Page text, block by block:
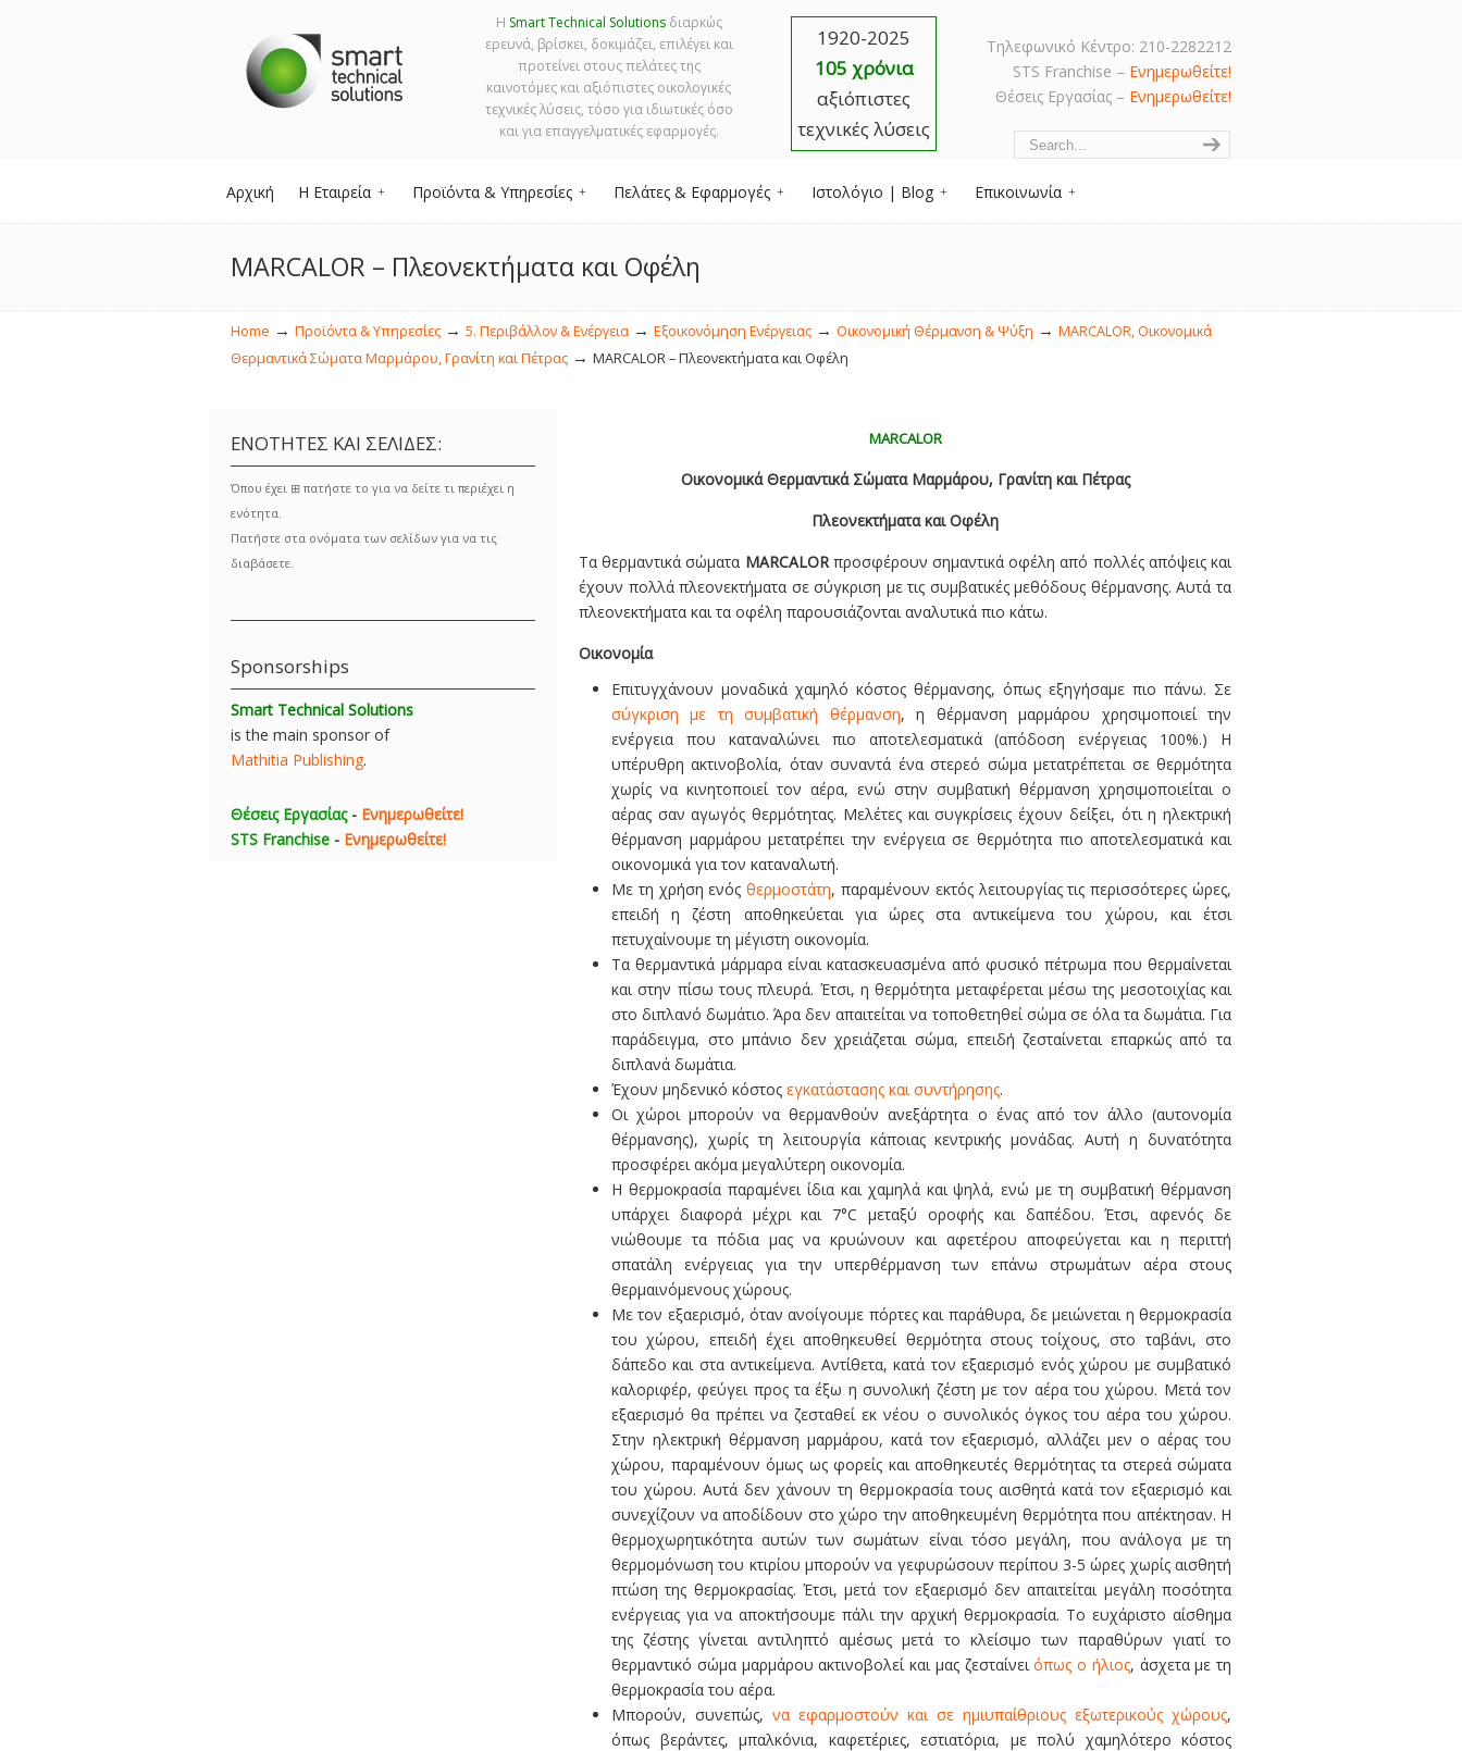
Η Smart Technical Solutionsδιαρκώς
ερευνά, βρίσκει, δοκιμάζει, επιλέγει και
προτείνει στους πελάτες της
καινοτόμες και αξιόπιστες οικολογικές
τεχνικές λύσεις, τόσο για ιδιωτικές όσο
και για επαγγελματικές εφαρμογές.
1920-2025
105 χρόνια
αξιόπιστες
τεχνικές λύσεις
Τηλεφωνικό Κέντρο: 210-2282212
STS Franchise – Ενημερωθείτε!
Θέσεις Εργασίας – Ενημερωθείτε!
Αρχική Η Εταιρεία Προϊόντα & Υπηρεσίες Πελάτες & Εφαρμογές Ιστολόγιο | Blog Επικοινωνία
MARCALOR – Πλεονεκτήματα και Οφέλη
Home → Προϊόντα & Υπηρεσίες → 5. Περιβάλλον & Ενέργεια → Εξοικονόμηση Ενέργειας → Οικονομική Θέρμανση & Ψύξη → MARCALOR, Οικονομικά
Θερμαντικά Σώματα Μαρμάρου, Γρανίτη και Πέτρας → MARCALOR – Πλεονεκτήματα και Οφέλη
MARCALOR
Οικονομικά Θερμαντικά Σώματα Μαρμάρου, Γρανίτη και Πέτρας
Πλεονεκτήματα και Οφέλη
Τα θερμαντικά σώματα MARCALORπροσφέρουν σημαντικά οφέλη από πολλές απόψεις και
έχουν πολλά πλεονεκτήματα σε σύγκριση με τις συμβατικές μεθόδους θέρμανσης. Αυτά τα
πλεονεκτήματα και τα οφέλη παρουσιάζονται αναλυτικά πιο κάτω.
Οικονομία
Επιτυγχάνουν μοναδικά χαμηλό κόστος θέρμανσης, όπως εξηγήσαμε πιο πάνω. Σε
σύγκριση με τη συμβατική θέρμανση, η θέρμανση μαρμάρου χρησιμοποιεί την
ενέργεια που καταναλώνει πιο αποτελεσματικά (απόδοση ενέργειας 100%.) Η
υπέρυθρη ακτινοβολία, όταν συναντά ένα στερεό σώμα μετατρέπεται σε θερμότητα
χωρίς να κινητοποιεί τον αέρα, ενώ στην συμβατική θέρμανση χρησιμοποιείται ο
αέρας σαν αγωγός θερμότητας. Μελέτες και συγκρίσεις έχουν δείξει, ότι η ηλεκτρική
θέρμανση μαρμάρου μετατρέπει την ενέργεια σε θερμότητα πιο αποτελεσματικά και
οικονομικά για τον καταναλωτή.
Με τη χρήση ενόςθερμοστάτη, παραμένουν εκτός λειτουργίας τις περισσότερες ώρες,
επειδή η ζέστη αποθηκεύεται για ώρες στα αντικείμενα του χώρου, και έτσι
πετυχαίνουμε τη μέγιστη οικονομία.
Τα θερμαντικά μάρμαρα είναι κατασκευασμένα από φυσικό πέτρωμα που θερμαίνεται
και στην πίσω τους πλευρά. Έτσι, η θερμότητα μεταφέρεται μέσω της μεσοτοιχίας και
στο διπλανό δωμάτιο. Άρα δεν απαιτείται να τοποθετηθεί σώμα σε όλα τα δωμάτια. Για
παράδειγμα, στο μπάνιο δεν χρειάζεται σώμα, επειδή ζεσταίνεται επαρκώς από τα
διπλανά δωμάτια.
Έχουν μηδενικό κόστος εγκατάστασης και συντήρησης.
Οι χώροι μπορούν να θερμανθούν ανεξάρτητα ο ένας από τον άλλο (αυτονομία
θέρμανσης), χωρίς τη λειτουργία κάποιας κεντρικής μονάδας. Αυτή η δυνατότητα
προσφέρει ακόμα μεγαλύτερη οικονομία.
Η θερμοκρασία παραμένει ίδια και χαμηλά και ψηλά, ενώ με τη συμβατική θέρμανση
υπάρχει διαφορά μέχρι και 7°C μεταξύ οροφής και δαπέδου. Έτσι, αφενός δε
νιώθουμε τα πόδια μας να κρυώνουν και αφετέρου αποφεύγεται και η περιττή
σπατάλη ενέργειας για την υπερθέρμανση των επάνω στρωμάτων αέρα στους
θερμαινόμενους χώρους.
Με τον εξαερισμό, όταν ανοίγουμε πόρτες και παράθυρα, δε μειώνεται η θερμοκρασία
του χώρου, επειδή έχει αποθηκευθεί θερμότητα στους τοίχους, στο ταβάνι, στο
δάπεδο και στα αντικείμενα. Αντίθετα, κατά τον εξαερισμό ενός χώρου με συμβατικό
καλοριφέρ, φεύγει προς τα έξω η συνολική ζέστη με τον αέρα του χώρου. Μετά τον
εξαερισμό θα πρέπει να ζεσταθεί εκ νέου ο συνολικός όγκος του αέρα του χώρου.
Στην ηλεκτρική θέρμανση μαρμάρου, κατά τον εξαερισμό, αλλάζει μεν ο αέρας του
χώρου, παραμένουν όμως ως φορείς και αποθηκευτές θερμότητας τα στερεά σώματα
του χώρου. Αυτά δεν χάνουν τη θερμοκρασία τους αισθητά κατά τον εξαερισμό και
συνεχίζουν να αποδίδουν στο χώρο την αποθηκευμένη θερμότητα που απέκτησαν. Η
θερμοχωρητικότητα αυτών των σωμάτων είναι τόσο μεγάλη, που ανάλογα με τη
θερμομόνωση του κτιρίου μπορούν να γεφυρώσουν περίπου 3-5 ώρες χωρίς αισθητή
πτώση της θερμοκρασίας. Έτσι, μετά τον εξαερισμό δεν απαιτείται μεγάλη ποσότητα
ενέργειας για να αποκτήσουμε πάλι την αρχική θερμοκρασία. Το ευχάριστο αίσθημα
της ζέστης γίνεται αντιληπτό αμέσως μετά το κλείσιμο των παραθύρων γιατί το
θερμαντικό σώμα μαρμάρου ακτινοβολεί και μας ζεσταίνειόπως ο ήλιος, άσχετα με τη
θερμοκρασία του αέρα.
Μπορούν, συνεπώς, να εφαρμοστούν και σε ημιυπαίθριους εξωτερικούς χώρους,
όπως βεράντες, μπαλκόνια, καφετέριες, εστιατόρια, με πολύ χαμηλότερο κόστος
ΕΝΟΤΗΤΕΣ ΚΑΙ ΣΕΛΙΔΕΣ:
Όπου έχει ⊞ πατήστε το για να δείτε τι περιέχει η
ενότητα.
Πατήστε στα ονόματα των σελίδων για να τις
διαβάσετε.
Sponsorships
Smart Technical Solutions
is the main sponsor of
Mathitia Publishing.
Θέσεις Εργασίας - Ενημερωθείτε!
STS Franchise - Ενημερωθείτε!